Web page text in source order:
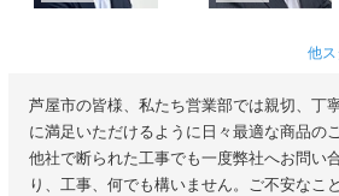
他
芦屋市の皆様、私たち営業部では親切、丁
に満足いただけるように日々最適な商品の
他社で断られた工事でも一度弊社へお問い
り、工事、何でも構いません。ご不安なこ